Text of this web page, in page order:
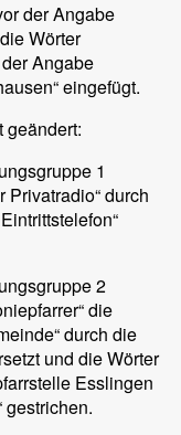
der Angabe
Wörter
Angabe
eingefügt.
geändert:
1
Privatradio“ durch
2
die
durch die
und die Wörter
Esslingen
gestrichen.